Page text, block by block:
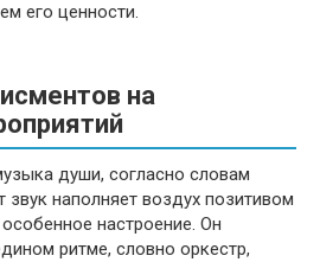
его ценности.
на
души, согласно словам
наполняет воздух позитивом
настроение. Он
ритме, словно оркестр,